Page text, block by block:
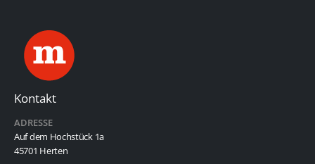
Kontakt
ADRESSE
Auf dem Hochstück 1a
45701 Herten